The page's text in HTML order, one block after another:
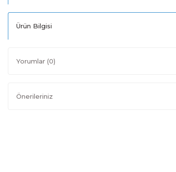
Ürün Bilgisi
Yorumlar (0)
Önerileriniz